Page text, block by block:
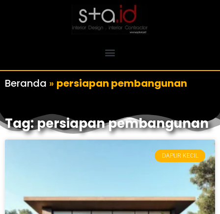
Beranda » persiapan pembangunan
Tag: persiapan pembangunan
DAPUR KECIL